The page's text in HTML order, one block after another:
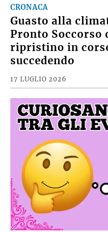
CRONACA
Guasto alla
Pronto Soccorso
ripristino in
succedendo
17 LUGLIO 2026